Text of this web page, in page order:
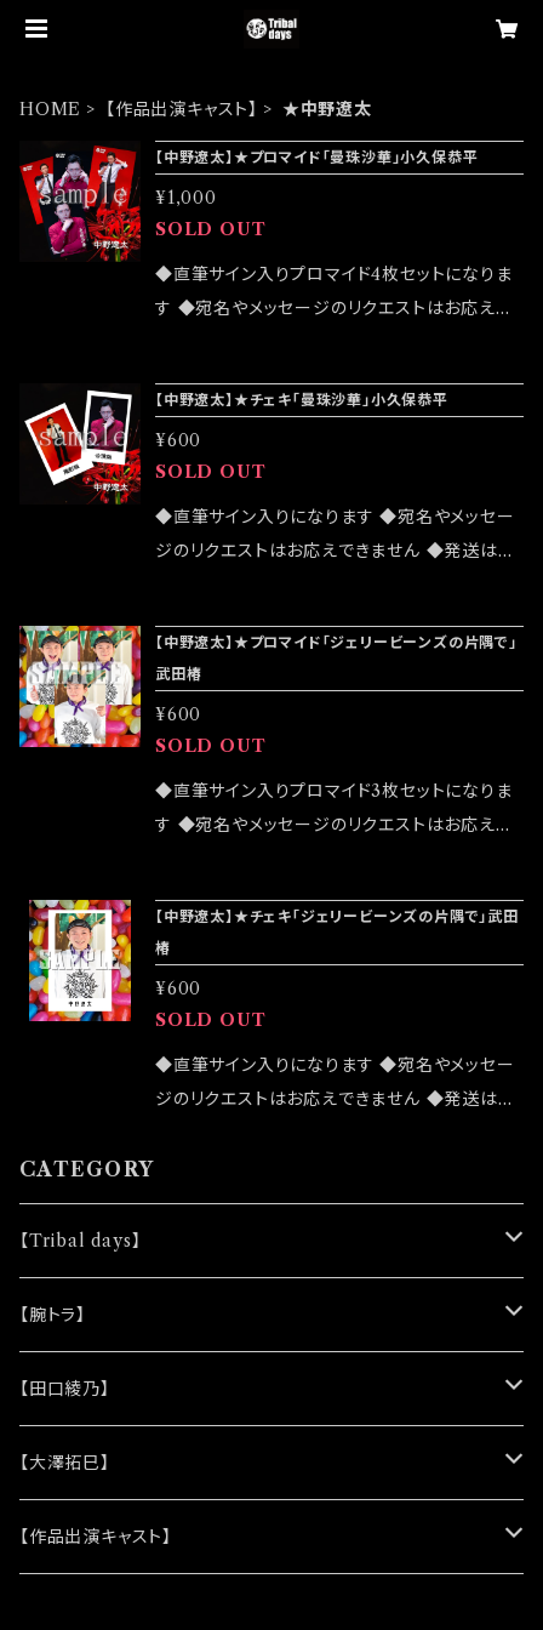
HOME 【作品出演キャスト】 ★中野遼太
【中野遼太】★プロマイド「曼珠沙華」小久保恭平
¥1,000
SOLD OUT
◆直筆サイン入りプロマイド4枚セットになりま
す ◆宛名やメッセージのリクエストはお応えで
お客様はこちらのオンラインショップでのご注文
をお願い致します ◆発送は 2022/07/24イベン
ト「大感謝祭」後になります
【中野遼太】★チェキ「曼珠沙華」小久保恭平
¥600
SOLD OUT
◆直筆サイン入りになります ◆宛名やメッセー
ジのリクエストはお応えできません ◆発送はラ
実にお手にしたいお客様はこちらのオンラインシ
ョップでのご注文をお願い致します ◆発送は 2
022/07/24イベント「大感謝祭」後になります
【中野遼太】★プロマイド「ジェリービーンズの片隅で」
武田椿
¥600
SOLD OUT
◆直筆サイン入りプロマイド3枚セットになりま
す ◆宛名やメッセージのリクエストはお応えで
お客様はこちらのオンラインショップでのご注文
をお願い致します ◆発送は12/4イベント「大感
謝祭」後になります
【中野遼太】★チェキ「ジェリービーンズの片隅で」武田
椿
¥600
SOLD OUT
◆直筆サイン入りになります ◆宛名やメッセー
ジのリクエストはお応えできません ◆発送はラ
実にお手にしたいお客様はこちらのオンラインシ
ョップでのご注文をお願い致します ◆発送は12/
CATEGORY
【Tribal days】
★ノベルティー
(シリコンリストバンド)
(レザーキーホルダー)
★DVD
★脚本
★クリアファイル＆ソロプロマイドセット
【腕トラ】
★CD
(アルバム)
(シングル)
★プロマイド
★チェキ
【田口綾乃】
★プロマイド
★チェキ
【大澤拓巳】
★プロマイド
【作品出演キャスト】